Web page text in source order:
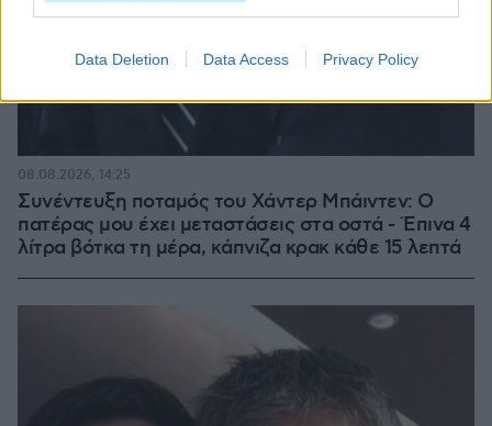
Data Deletion Data Access Privacy Policy
Συνέντευξη ποταμός του Χάντερ Μπάιντεν: Ο
πατέρας μου έχει μεταστάσεις στα οστά - Έπινα 4
λίτρα βότκα τη μέρα, κάπνιζα κρακ κάθε 15 λεπτά
08.08.2026, 14:25